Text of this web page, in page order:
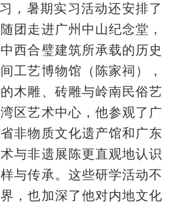
，暑期实习活动还安排了
团走进广州中山纪念堂，
西合璧建筑所承载的历史
工艺博物馆（陈家祠），
木雕、砖雕与岭南民俗艺
区艺术中心，他参观了广
非物质文化遗产馆和广东
与非遗展陈更直观地认识
与传承。这些研学活动不
，也加深了他对内地文化